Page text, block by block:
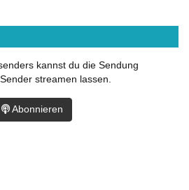
kannst du die Sendung
streamen lassen.
Abonnieren